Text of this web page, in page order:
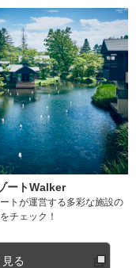
ートWalker
トが運営する多彩な施設の
チェック！
る